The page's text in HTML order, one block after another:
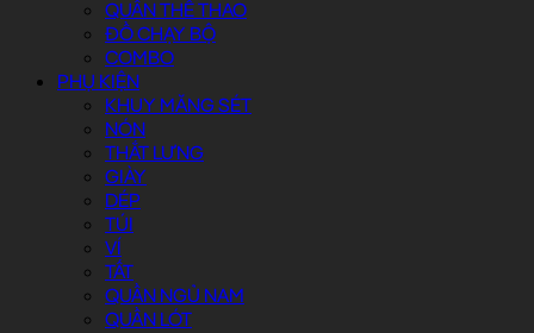
QUẦN THỂ THAO
ĐỒ CHẠY BỘ
COMBO
PHỤ KIỆN
KHUY MĂNG SÉT
NÓN
THẮT LƯNG
GIÀY
DÉP
TÚI
VÍ
TẤT
QUẦN NGỦ NAM
QUẦN LÓT